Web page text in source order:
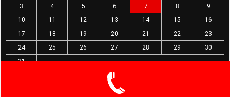
3
4 5 6 7 8
9
10
11 12 13 14 15
16
17
18 19 20 21 22
23
24
25 26 27 28 29
30
31
« Mar